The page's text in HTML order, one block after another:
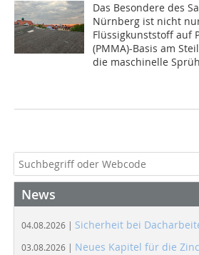
Das Besondere des
Nürnberg ist nicht
Flüssigkunststoff auf
(PMMA)-Basis am
die maschinelle
News
04.08.2026 | Sicherheit bei
03.08.2026 | Neues Kapitel für die